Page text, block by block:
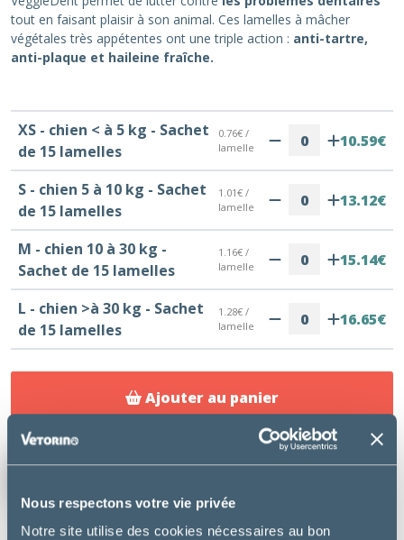
Nous respectons votre vie privée
Notre site utilise des cookies nécessaires au bon
tout en faisant plaisir à son animal. Ces lamelles à mâcher
végétales très appétentes ont une triple action : anti-tartre,
anti-plaque et haileine fraîche.
XS - chien < à 5 kg - Sachet
de 15 lamelles
0.76€ /
lamelle
10.59€
S - chien 5 à 10 kg - Sachet
de 15 lamelles
1.01€ /
lamelle
13.12€
M - chien 10 à 30 kg -
Sachet de 15 lamelles
1.16€ /
lamelle
15.14€
L - chien >à 30 kg - Sachet
de 15 lamelles
1.28€ /
lamelle
16.65€
Ajouter au panier
Livraison gratuite au Cabinet